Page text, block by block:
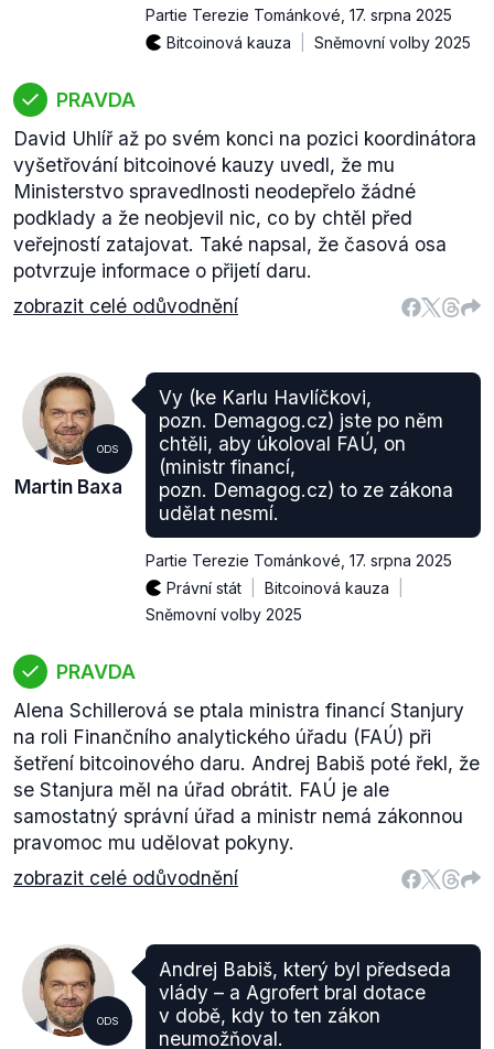
Partie Terezie Tománkové 17. srpna 2025
Bitcoinová kauza
Sněmovní volby 2025
PRAVDA
David Uhlíř až po svém konci na pozici koordinátora
vyšetřování bitcoinové kauzy uvedl, že mu
Ministerstvo spravedlnosti neodepřelo žádné
podklady a že neobjevil nic, co by chtěl před
veřejností zatajovat. Také napsal, že časová osa
potvrzuje informace o přijetí daru.
zobrazit celé odůvodnění
ODS
Martin Baxa
Vy (ke Karlu Havlíčkovi,
pozn. Demagog.cz) jste po něm
chtěli, aby úkoloval FAÚ, on
(ministr financí,
pozn. Demagog.cz) to ze zákona
udělat nesmí.
Partie Terezie Tománkové 17. srpna 2025
Právní stát
Bitcoinová kauza
Sněmovní volby 2025
PRAVDA
Alena Schillerová se ptala ministra financí Stanjury
na roli Finančního analytického úřadu (FAÚ) při
šetření bitcoinového daru. Andrej Babiš poté řekl, že
se Stanjura měl na úřad obrátit. FAÚ je ale
samostatný správní úřad a ministr nemá zákonnou
pravomoc mu udělovat pokyny.
zobrazit celé odůvodnění
ODS
Andrej Babiš, který byl předseda
vlády –⁠⁠⁠⁠⁠⁠ a Agrofert bral dotace
v době, kdy to ten zákon
neumožňoval.